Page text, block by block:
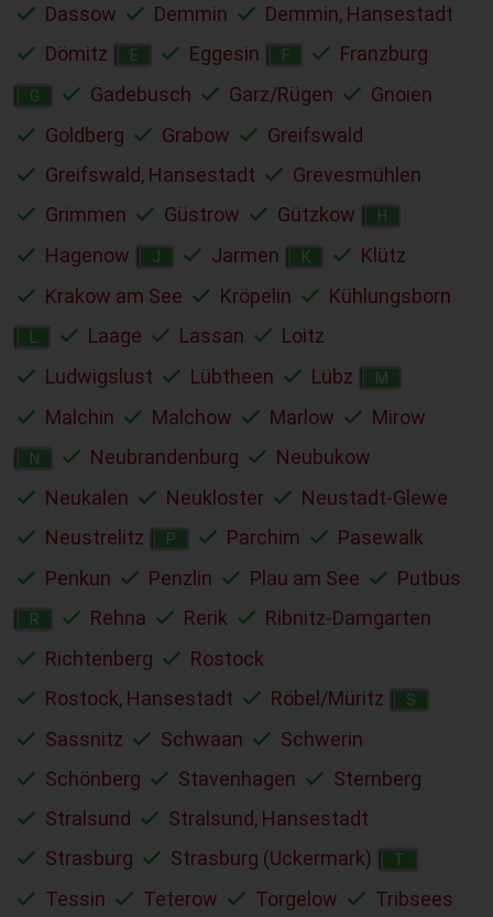
Dassow
Demmin
Demmin, Hansestadt
Dömitz
E Eggesin F Franzburg
G Gadebusch Garz/Rügen
Gnoien
Goldberg
Grabow
Greifswald
Greifswald, Hansestadt
Grevesmühlen
Grimmen
Güstrow Gützkow H
Hagenow J Jarmen K
Klütz
Krakow am See
Kröpelin Kühlungsborn
Laage Lassan
Loitz
Ludwigslust
Lübtheen Lübz M
Malchin Malchow Marlow Mirow
N Neubrandenburg
Neubukow
Neukalen
Neukloster
Neustadt-Glewe
Neustrelitz
P Parchim
Pasewalk
Penkun
Penzlin Plau am See Putbus
R Rehna Rerik
Ribnitz-Damgarten
Richtenberg
Rostock
Rostock, Hansestadt
Röbel/Müritz S
Sassnitz Schwaan
Schwerin
Schönberg
Stavenhagen
Sternberg
Stralsund
Stralsund, Hansestadt
Strasburg
Strasburg (Uckermark) T
Tessin Teterow Torgelow Tribsees